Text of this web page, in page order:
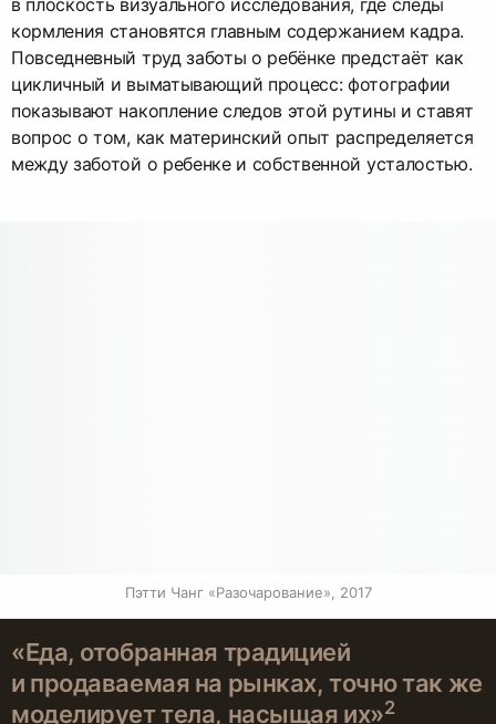
кормления становятся главным содержанием кадра.
Повседневный труд заботы о ребёнке предстаёт как
цикличный и выматывающий процесс: фотографии
показывают накопление следов этой рутины и ставят
вопрос о том, как материнский опыт распределяется
между заботой о ребенке и собственной усталостью.
Пэтти Чанг «Разочарование», 2017
«Еда, отобранная традицией
и продаваемая на рынках, точно так же
моделирует тела, насыщая их»2